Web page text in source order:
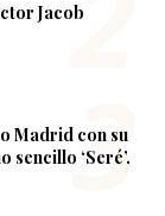
Jacob
Madrid con su
sencillo ‘Seré’.